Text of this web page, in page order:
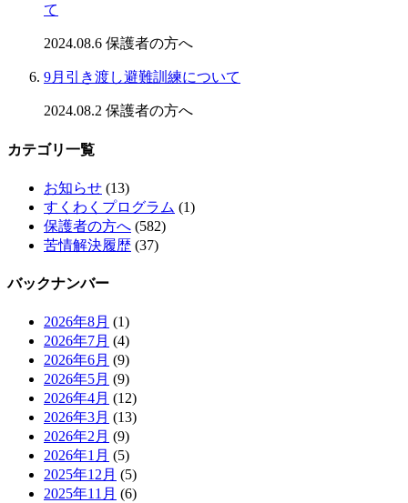
て
2024.08.6 保護者の方へ
9月引き渡し避難訓練について
2024.08.2 保護者の方へ
カテゴリ一覧
お知らせ (13)
すくわくプログラム (1)
保護者の方へ (582)
苦情解決履歴 (37)
バックナンバー
2026年8月 (1)
2026年7月 (4)
2026年6月 (9)
2026年5月 (9)
2026年4月 (12)
2026年3月 (13)
2026年2月 (9)
2026年1月 (5)
2025年12月 (5)
2025年11月 (6)